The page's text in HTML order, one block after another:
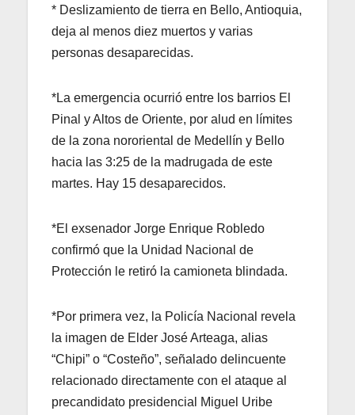
* Deslizamiento de tierra en Bello, Antioquia,
deja al menos diez muertos y varias
personas desaparecidas.
*La emergencia ocurrió entre los barrios El
Pinal y Altos de Oriente, por alud en límites
de la zona nororiental de Medellín y Bello
hacia las 3:25 de la madrugada de este
martes. Hay 15 desaparecidos.
*El exsenador Jorge Enrique Robledo
confirmó que la Unidad Nacional de
Protección le retiró la camioneta blindada.
*Por primera vez, la Policía Nacional revela
la imagen de Elder José Arteaga, alias
“Chipi” o “Costeño”, señalado delincuente
relacionado directamente con el ataque al
precandidato presidencial Miguel Uribe